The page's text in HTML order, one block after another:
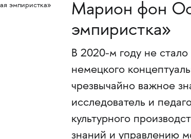
Марион фон
эмпиристка»
В 2020-м году не
немецкого
чрезвычайно важное
исследователь и
культурного
знаний и управлению